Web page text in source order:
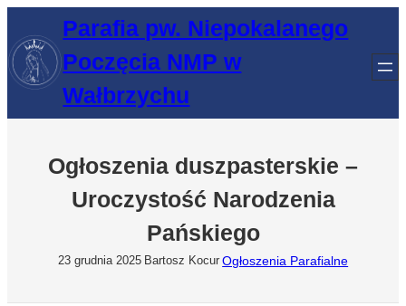
treści
Parafia pw. Niepokalanego
Poczęcia NMP w
Wałbrzychu
Ogłoszenia duszpasterskie –
Uroczystość Narodzenia
Pańskiego
23 grudnia 2025 Bartosz Kocur Ogłoszenia Parafialne